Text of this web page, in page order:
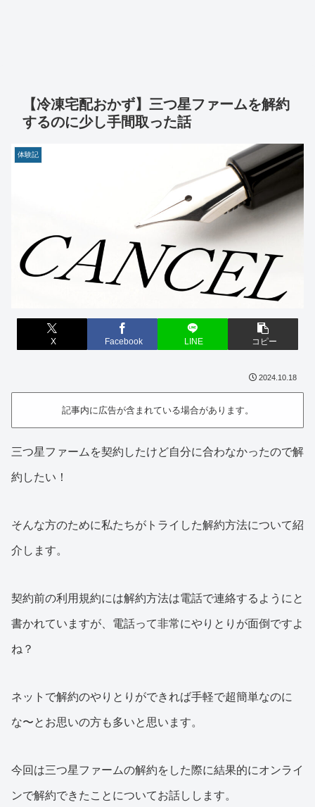
【冷凍宅配おかず】三つ星ファームを解約
するのに少し手間取った話
体験記
X Facebook LINE コピー
2024.10.18
記事内に広告が含まれている場合があります。
三つ星ファームを契約したけど自分に合わなかったので解
約したい！
そんな方のために私たちがトライした解約方法について紹
介します。
契約前の利用規約には解約方法は電話で連絡するようにと
書かれていますが、電話って非常にやりとりが面倒ですよ
ね？
ネットで解約のやりとりができれば手軽で超簡単なのに
な〜とお思いの方も多いと思います。
今回は三つ星ファームの解約をした際に結果的にオンライ
ンで解約できたことについてお話しします。